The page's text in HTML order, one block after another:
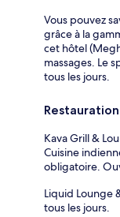
Vous pouvez
grâce à la
cet hôtel
massages. Le
tous les jours.
Restauration
Kava Grill &
Cuisine
obligatoire.
Liquid Lounge
tous les jours.